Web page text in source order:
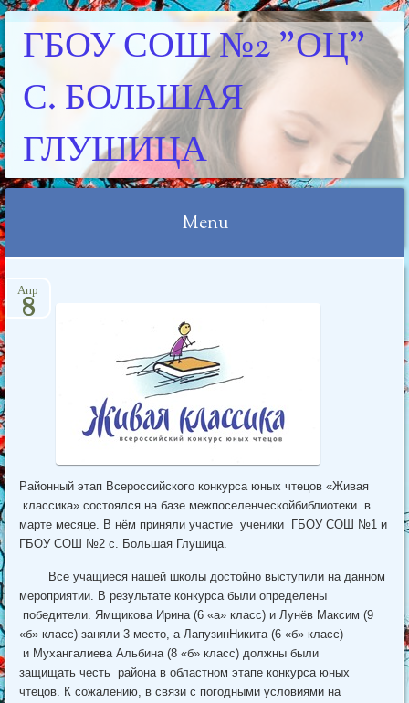
ГБОУ СОШ №2 "ОЦ"
С. БОЛЬШАЯ
ГЛУШИЦА
Menu
to
Апр
8
Районный этап Всероссийского конкурса юных чтецов «Живая
классика» состоялся на базе межпоселенческойбиблиотеки в
марте месяце. В нём приняли участие ученики ГБОУ СОШ №1 и
ГБОУ СОШ №2 с. Большая Глушица.
Все учащиеся нашей школы достойно выступили на данном
мероприятии. В результате конкурса были определены
победители. Ямщикова Ирина (6 «а» класс) и Лунёв Максим (9
«б» класс) заняли 3 место, а ЛапузинНикита (6 «б» класс)
и Мухангалиева Альбина (8 «б» класс) должны были
защищать честь района в областном этапе конкурса юных
чтецов. К сожалению, в связи с погодными условиями на